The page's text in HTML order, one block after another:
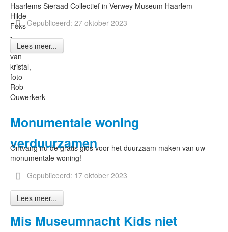
Hilde
Foks
-
Traan
van
kristal,
foto
Rob
Ouwerkerk
Haarlems Sieraad Collectief in Verwey Museum Haarlem
Gepubliceerd: 27 oktober 2023
Lees meer...
Monumentale woning
verduurzamen
Ontvang nu de gratis gids voor het duurzaam maken van uw
monumentale woning!
Gepubliceerd: 17 oktober 2023
Lees meer...
Mis Museumnacht Kids niet